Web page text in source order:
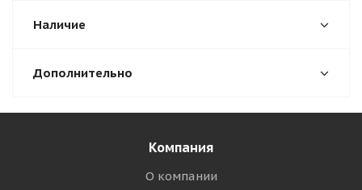
Наличие
Дополнительно
Компания
О компании